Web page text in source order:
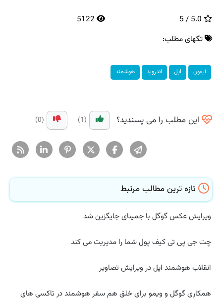
تگهای مطلب:
آیفون اپل اندروید هوشمند
این مطلب را می پسندید؟ (1)
(0)
تازه ترین مطالب مرتبط
ویرایش عکس گوگل با جمینای جایگزین شد
چت جی پی تی کیف پول شما را مدیریت می کند
انقلاب هوشمند اپل در ویرایش تصاویر
همکاری گوگل و ویمو برای خلق هم سفر هوشمند در تاکسی های